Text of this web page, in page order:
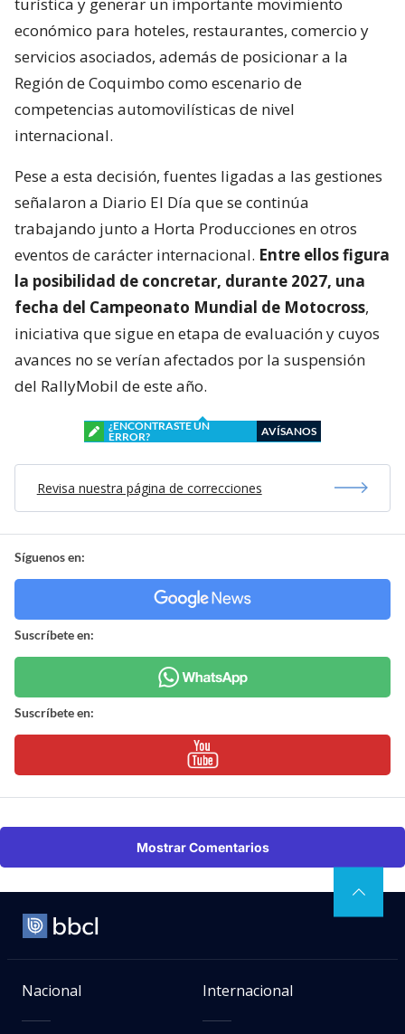
económico para hoteles, restaurantes, comercio y
servicios asociados, además de posicionar a la
Región de Coquimbo como escenario de
competencias automovilísticas de nivel
internacional.
Pese a esta decisión, fuentes ligadas a las gestiones
señalaron a Diario El Día que se continúa
trabajando junto a Horta Producciones en otros
eventos de carácter internacional. Entre ellos figura
la posibilidad de concretar, durante 2027, una
fecha del Campeonato Mundial de Motocross,
iniciativa que sigue en etapa de evaluación y cuyos
avances no se verían afectados por la suspensión
del RallyMobil de este año.
¿ENCONTRASTE UN
ERROR?
AVÍSANOS
Revisa nuestra página de correcciones
Síguenos en:
Suscríbete en:
Suscríbete en:
Mostrar Comentarios
Nacional Internacional